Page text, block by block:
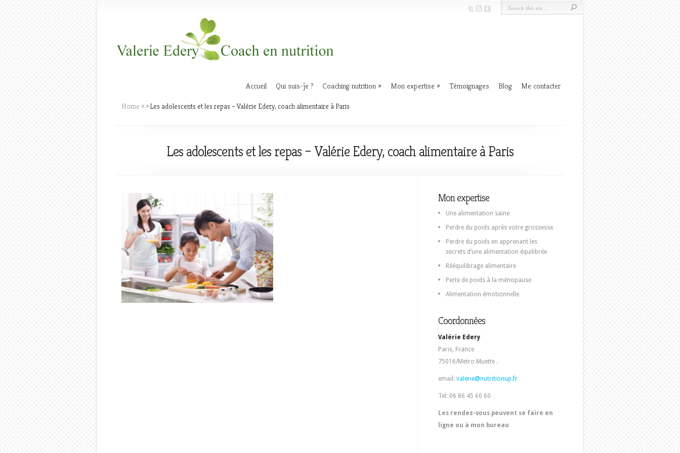
Accueil Qui suis-je ? Coaching nutrition Mon expertise Témoignages Blog Me contacter
Home » »Les adolescents et les repas – Valérie Edery, coach alimentaire à Paris
Les adolescents et les repas – Valérie Edery, coach alimentaire à Paris
Mon expertise
Une alimentation saine
Perdre du poids après votre grossesse
Perdre du poids en apprenant les
secrets d’une alimentation équilibrée
Rééquilibrage alimentaire
Perte de poids à la ménopause
Alimentation émotionnelle
Coordonnées
Valérie Edery
Paris, France
75016/Metro Muette .
email: valerie@nutritionup.fr
Tel: 06 86 45 60 60
Les rendez-vous peuvent se faire en
ligne ou à mon bureau